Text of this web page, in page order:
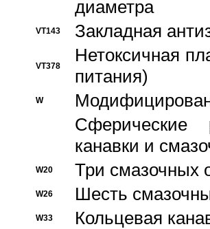
диаметра
VT143 Закладная
VT378
Нетоксичная
питания)
W
Сферические
канавки и
W20 Три смазочных
W26 Шесть
W33 Кольцевая